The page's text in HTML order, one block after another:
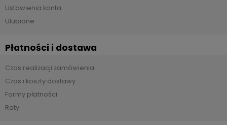
Ustawienia konta
Ulubione
Płatności i dostawa
Czas realizacji zamówienia
Czas i koszty dostawy
Formy płatności
Raty